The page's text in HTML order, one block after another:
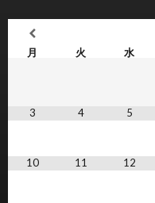
月
火 水
3 4 5
10 11 12